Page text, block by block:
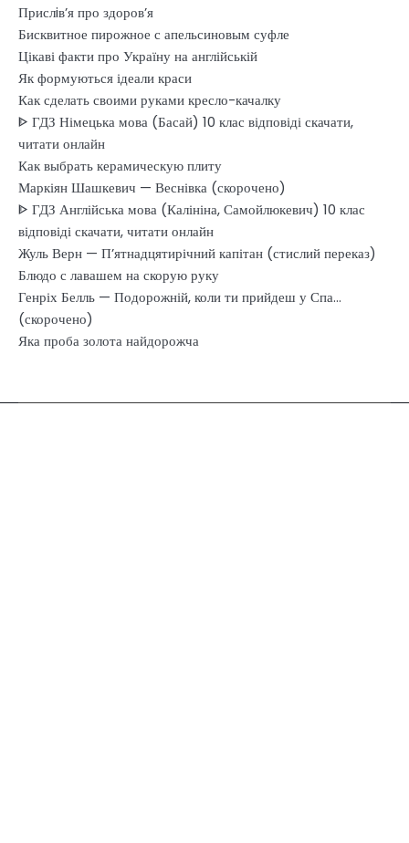
Прислiв’я про здоров’я
Бисквитное пирожное с апельсиновым суфле
Цікаві факти про Україну на англійській
Як формуються ідеали краси
Как сделать своими руками кресло-качалку
ᐈ ГДЗ Німецька мова (Басай) 10 клас відповіді скачати,
читати онлайн
Как выбрать керамическую плиту
Маркіян Шашкевич — Веснівка (скорочено)
ᐈ ГДЗ Англійська мова (Калініна, Самойлюкевич) 10 клас
відповіді скачати, читати онлайн
Жуль Верн — П’ятнадцятирічний капітан (стислий переказ)
Блюдо с лавашем на скорую руку
Генріх Белль — Подорожній, коли ти прийдеш у Спа…
(скорочено)
Яка проба золота найдорожча